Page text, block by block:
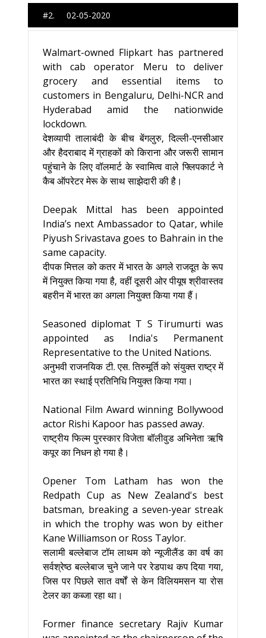
#2. 02-05-2020
Walmart-owned Flipkart has partnered
with cab operator Meru to deliver
grocery and essential items to
customers in Bengaluru, Delhi-NCR and
Hyderabad amid the nationwide
lockdown.
देशव्यापी तालाबंदी के बीच बेंगलुरु, दिल्ली-एनसीआर
और हैदराबाद में ग्राहकों को किराना और जरूरी सामान
पहुंचाने के लिए वॉलमार्ट के स्वामित्व वाले फ्लिपकार्ट ने
कैब ऑपरेटर मेरू के साथ साझेदारी की है।
Deepak Mittal has been appointed
India’s next Ambassador to Qatar, while
Piyush Srivastava goes to Bahrain in the
same capacity.
दीपक मित्तल को कतर में भारत के अगले राजदूत के रूप
में नियुक्त किया गया है, वहीं दूसरी ओर पीयूष श्रीवास्तव
बहरीन में भारत का अगला नियुक्त किया गया हैं।
Seasoned diplomat T S Tirumurti was
appointed as India's Permanent
Representative to the United Nations.
अनुभवी राजनयिक टी. एस. तिरुमूर्ति को संयुक्त राष्ट्र में
भारत का स्थाई प्रतिनिधि नियुक्त किया गया।
National Film Award winning Bollywood
actor Rishi Kapoor has passed away.
राष्ट्रीय फिल्म पुरस्कार विजेता बॉलीवुड अभिनेता ऋषि
कपूर का निधन हो गया है।
Opener Tom Latham has won the
Redpath Cup as New Zealand's best
batsman, breaking a seven-year streak
in which the trophy was won by either
Kane Williamson or Ross Taylor.
सलामी बल्लेबाज टॉम लाथम को न्यूजीलैंड का वर्ष का
सर्वश्रेष्ठ बल्लेबाज चुने जाने पर रेडपाथ कप दिया गया,
जिस पर पिछले सात वर्षों से केन विलियमसन या रोस
टेलर का कब्जा रहा था।
Former finance secretary Rajiv Kumar